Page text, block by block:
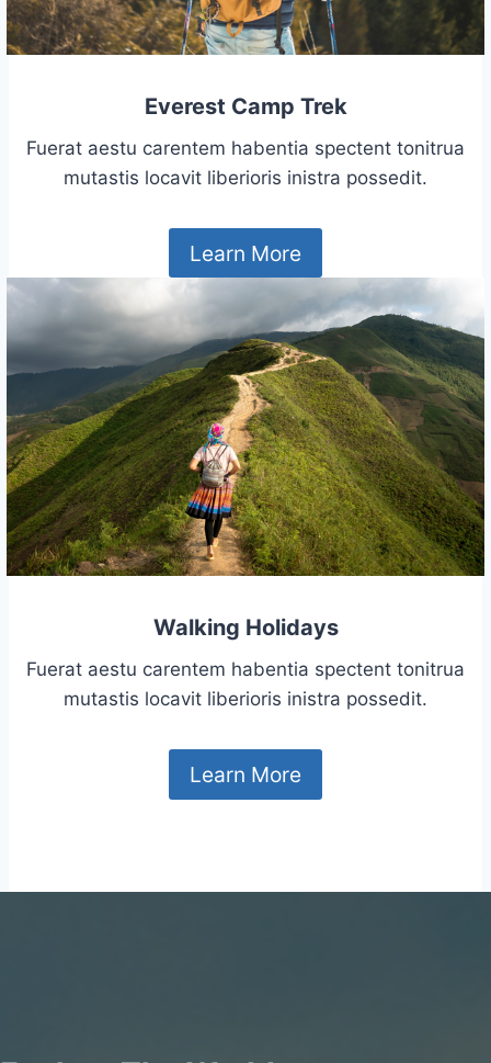
Everest Camp Trek
Fuerat aestu carentem habentia spectent tonitrua
mutastis locavit liberioris inistra possedit.
Learn More
Walking Holidays
Fuerat aestu carentem habentia spectent tonitrua
mutastis locavit liberioris inistra possedit.
Learn More